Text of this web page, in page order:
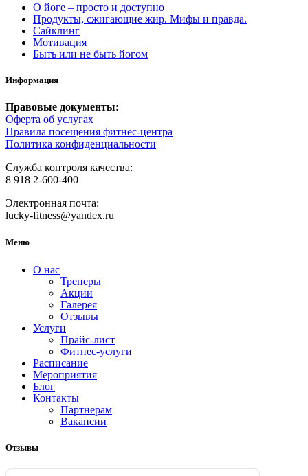
О йоге – просто и доступно
Продукты, сжигающие жир. Мифы и правда.
Сайклинг
Мотивация
Быть или не быть йогом
Информация
Правовые документы:
Оферта об услугах
Правила посещения фитнес-центра
Политика конфиденциальности
Служба контроля качества:
8 918 2-600-400
Электронная почта:
lucky-fitness@yandex.ru
Меню
О нас
Тренеры
Акции
Галерея
Отзывы
Услуги
Прайс-лист
Фитнес-услуги
Расписание
Мероприятия
Блог
Контакты
Партнерам
Вакансии
Отзывы